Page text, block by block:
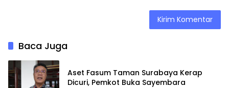
Baca Juga
Aset Fasum Taman Surabaya Kerap
Dicuri, Pemkot Buka Sayembara